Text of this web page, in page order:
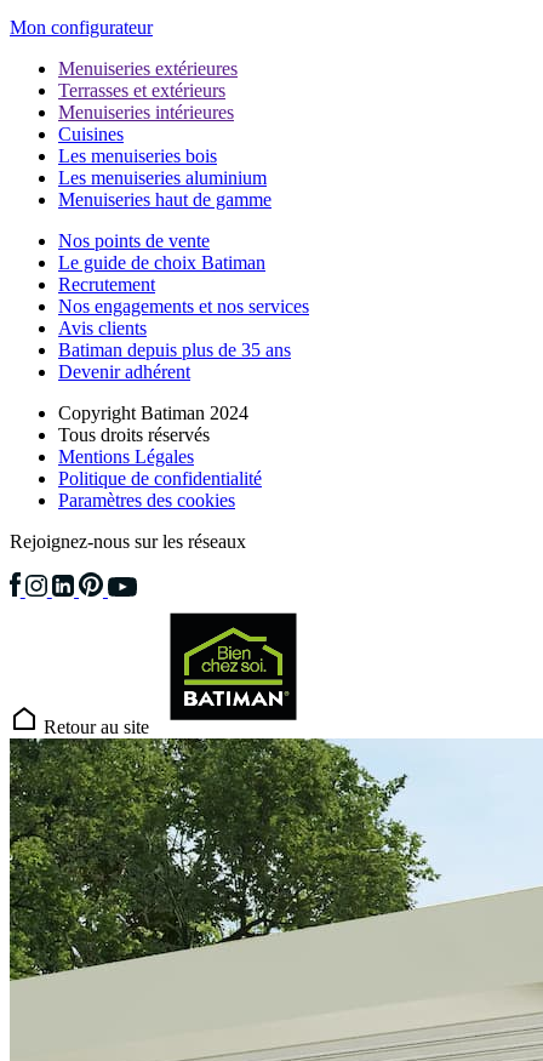
Mon configurateur
Menuiseries extérieures
Terrasses et extérieurs
Menuiseries intérieures
Cuisines
Les menuiseries bois
Les menuiseries aluminium
Menuiseries haut de gamme
Nos points de vente
Le guide de choix Batiman
Recrutement
Nos engagements et nos services
Avis clients
Batiman depuis plus de 35 ans
Devenir adhérent
Copyright Batiman 2024
Tous droits réservés
Mentions Légales
Politique de confidentialité
Paramètres des cookies
Rejoignez-nous sur les réseaux
Retour au site